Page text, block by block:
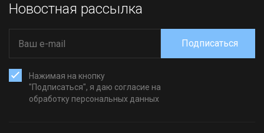
Новостная рассылка
Нажимая на кнопку
"Подписаться", я даю согласие на
обработку персональных данных
Подписаться